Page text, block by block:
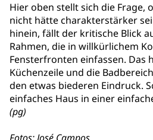
Hier oben stellt sich die Frage,
nicht hätte charakterstärker
hinein, fällt der kritische Blick
Rahmen, die in willkürlichem
Fensterfronten einfassen. Das
Küchenzeile und die
den etwas biederen Eindruck.
einfaches Haus in einer
(pg)